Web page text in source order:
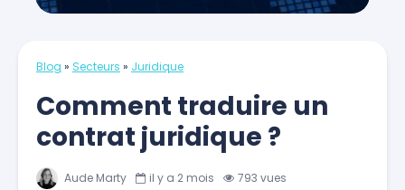
Blog » Secteurs » Juridique
Comment traduire un
contrat juridique ?
Aude Marty il y a 2 mois 793 vues